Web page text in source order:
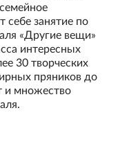
себе занятие по
«Другие вещи»
интересных
30 творческих
пряников до
и множество